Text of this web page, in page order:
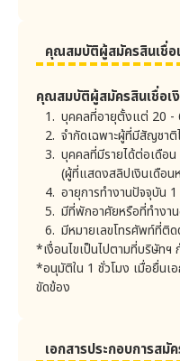
หน่วยงานภายนอ
ธรรมเนียมดังก
เก็บจริงโดยผู้ให้
ค่าใช้จ่ายที่เป็นต้
ของลูกค้า
. การปฏิบัติงานเ
. ผู้ที่บริษัทโอนขาย
3) การปฏิบัติงานเกี่ย
. การปฏิบัติงานเกี่
รับสมัครผ่านทางเว็
บุคคลที่สามที่บริษัทจะเปิ
บุคคลและนิติบุคคลในต่า
คุ้มครองข้อมูลส่วนบุคคล
บุคคลและนิติบุคคลในต่า
คุ้มครองข้อมูลส่วนบุคคล
6. การเก็บรักษาและระย
บริษัทจะเก็บรักษาข้อมูลส่
. เก็บเป็นเอกสา
อิเล็กทรอนิกส์
คุณสมบัติผู้สมัครสินเชื่
คุณสมบัติผู้สมัครสินเชื่อเ
บุคคลที่อายุตั้งแต่ 20 -
จำกัดเฉพาะผู้ที่มีสัญชาติ
บุคคลที่มีรายได้ต่อเดือ
(ผู้ที่แสดงสลิปเงินเดือน
อายุการทำงานปัจจุบัน 1
มีที่พักอาศัยหรือที่ทำงา
มีหมายเลขโทรศัพท์ที่ติ
*เงื่อนไขเป็นไปตามที่บริษัท
*อนุมัติใน 1 ชั่วโมง เมื่อยื่นเ
ขัดข้อง
เอกสารประกอบการสมั